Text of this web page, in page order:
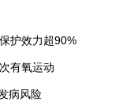
护效力超90%
有氧运动
病风险